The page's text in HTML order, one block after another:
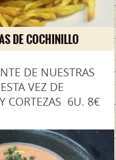
DE COCHINILLO
DE NUESTRAS
VEZ DE
CORTEZAS 6U. 8€